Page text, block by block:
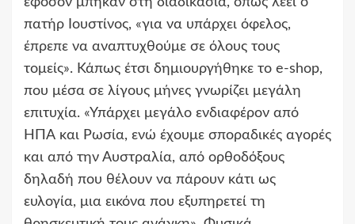
πατήρ Ιουστίνος, «για να υπάρχει όφελος,
έπρεπε να αναπτυχθούμε σε όλους τους
τομείς». Κάπως έτσι δημιουργήθηκε το e-shop,
που μέσα σε λίγους μήνες γνωρίζει μεγάλη
επιτυχία. «Υπάρχει μεγάλο ενδιαφέρον από
ΗΠΑ και Ρωσία, ενώ έχουμε σποραδικές αγορές
και από την Αυστραλία, από ορθοδόξους
δηλαδή που θέλουν να πάρουν κάτι ως
ευλογία, μια εικόνα που εξυπηρετεί τη